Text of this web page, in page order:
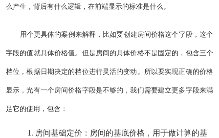
么产生，背后有什么逻辑，在前端显示的标准是什么。
用个更具体的案例来解释，比如要创建房间价格这个字段，这个
字段的值就具体价格值。但是房间的具体价格不是固定的，包含三个
档位，根据日期决定的档位进行灵活的变动。所以要实现正确的价格
显示，光有一个房间价格字段是不够的，我们需要建立更多字段来满
足它的使用，包含：
房间基础定价：房间的基底价格，用于做计算的基